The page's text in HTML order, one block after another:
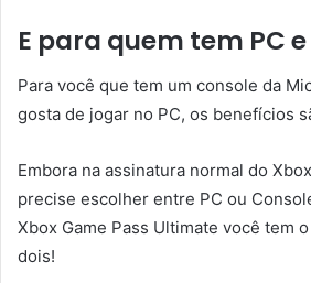
E para quem tem PC
Para você que tem um console da
gosta de jogar no PC, os benefícios
Embora na assinatura normal do
precise escolher entre PC ou
Xbox Game Pass Ultimate você tem
dois!